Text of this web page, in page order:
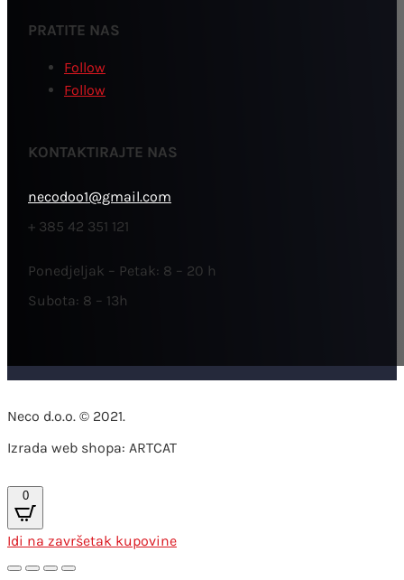
PRATITE NAS
Follow
Follow
KONTAKTIRAJTE NAS
necodoo1@gmail.com
+ 385 42 351 121
Ponedjeljak – Petak: 8 – 20 h
Subota: 8 – 13h
Neco d.o.o. © 2021.
Izrada web shopa: ARTCAT
0
Idi na završetak kupovine